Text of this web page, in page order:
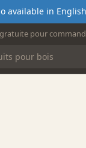
available in
pour